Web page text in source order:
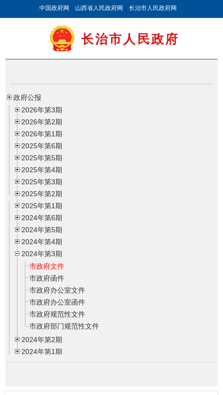
中国政府网 山西省人民政府网 长治市人民政府网
长治市人民政府
政府公报
2026年第3期
2026年第2期
2026年第1期
2025年第6期
2025年第5期
2025年第4期
2025年第3期
2025年第2期
2025年第1期
2024年第6期
2024年第5期
2024年第4期
2024年第3期
市政府文件
市政府函件
市政府办公室文件
市政府办公室函件
市政府规范性文件
市政府部门规范性文件
2024年第2期
2024年第1期